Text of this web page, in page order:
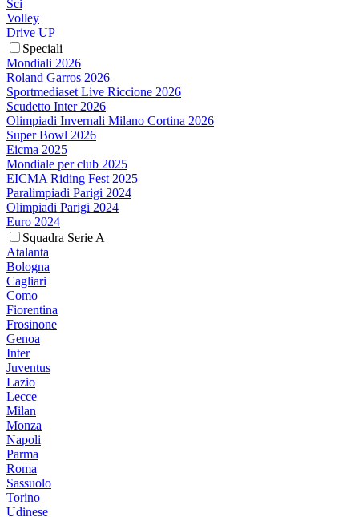
Sci
Volley
Drive UP
Speciali
Mondiali 2026
Roland Garros 2026
Sportmediaset Live Riccione 2026
Scudetto Inter 2026
Olimpiadi Invernali Milano Cortina 2026
Super Bowl 2026
Eicma 2025
Mondiale per club 2025
EICMA Riding Fest 2025
Paralimpiadi Parigi 2024
Olimpiadi Parigi 2024
Euro 2024
Squadra Serie A
Atalanta
Bologna
Cagliari
Como
Fiorentina
Frosinone
Genoa
Inter
Juventus
Lazio
Lecce
Milan
Monza
Napoli
Parma
Roma
Sassuolo
Torino
Udinese